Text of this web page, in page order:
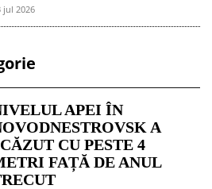
jul 2026
APEI ÎN
A
CU PESTE 4
FAȚĂ DE ANUL